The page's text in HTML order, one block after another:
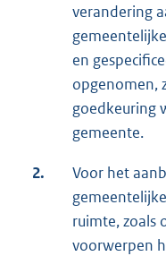
verandering
en
opgenomen,
goedkeuring
gemeente.
2.
Voor het
ruimte, zoals
voorwerpen